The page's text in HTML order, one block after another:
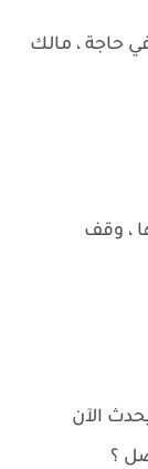
حاجة ، مالك
، وقف
الآن
؟